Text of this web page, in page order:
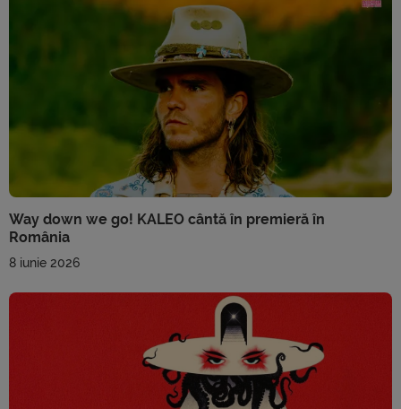
Way down we go! KALEO cântă în premieră în
România
8 iunie 2026